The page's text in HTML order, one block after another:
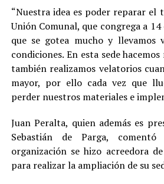
“Nuestra idea es poder reparar el
Unión Comunal, que congrega a
que se gotea mucho y llevamos
condiciones. En esta sede
también realizamos velatorios
mayor, por ello cada vez que
perder nuestros materiales e
Juan Peralta, quien además es
Sebastián de Parga,
organización se hizo acreedora
para realizar la ampliación de su